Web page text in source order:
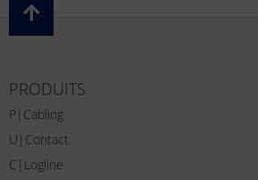
PRODUITS
P|Cabling
U|Contact
C|Logline